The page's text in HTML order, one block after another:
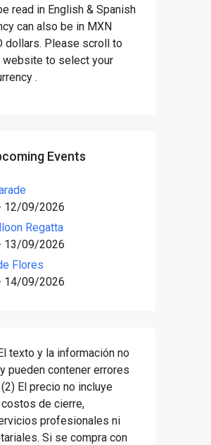
read in English & Spanish
can also be in MXN
dollars. Please scroll to
website to select your
.
Events
12/09/2026
Regatta
13/09/2026
Flores
14/09/2026
texto y la información no
pueden contener errores
El precio no incluye
de cierre,
profesionales ni
Si se compra con